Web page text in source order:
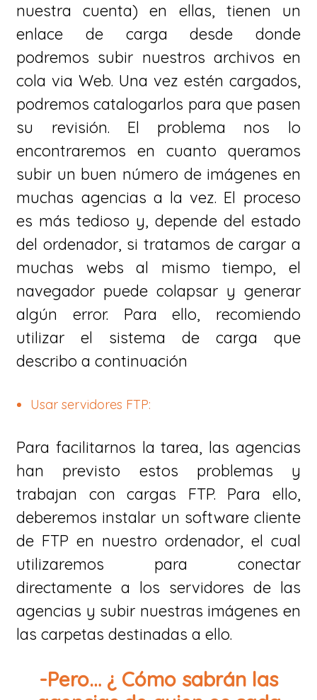
nuestra cuenta) en ellas, tienen un
enlace de carga desde donde
podremos subir nuestros archivos en
cola via Web. Una vez estén cargados,
podremos catalogarlos para que pasen
su revisión. El problema nos lo
encontraremos en cuanto queramos
subir un buen número de imágenes en
muchas agencias a la vez. El proceso
es más tedioso y, depende del estado
del ordenador, si tratamos de cargar a
muchas webs al mismo tiempo, el
navegador puede colapsar y generar
algún error. Para ello, recomiendo
utilizar el sistema de carga que
describo a continuación
Usar servidores FTP:
Para facilitarnos la tarea, las agencias
han previsto estos problemas y
trabajan con cargas FTP. Para ello,
deberemos instalar un software cliente
de FTP en nuestro ordenador, el cual
utilizaremos para conectar
directamente a los servidores de las
agencias y subir nuestras imágenes en
las carpetas destinadas a ello.
-Pero… ¿ Cómo sabrán las